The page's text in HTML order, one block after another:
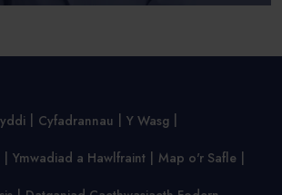
Cyfadrannau Y Wasg
Ymwadiad a Hawlfraint Map o'r Safle